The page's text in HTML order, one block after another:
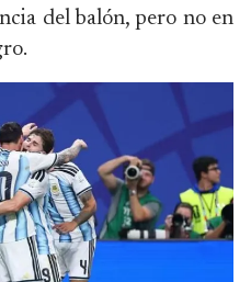
del balón, pero no en